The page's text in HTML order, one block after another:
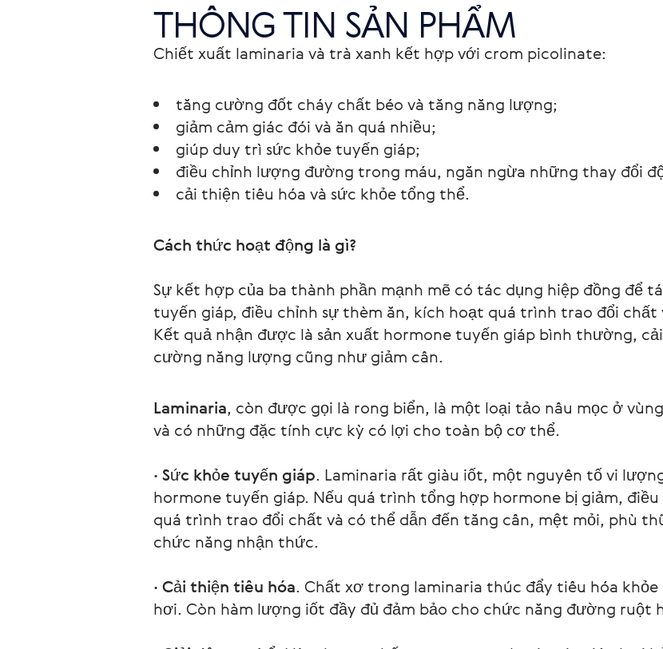
THÔNG TIN SẢN PHẨM
Chiết xuất laminaria và trà xanh kết hợp với crom picolinate:
tăng cường đốt cháy chất béo và tăng năng lượng;
giảm cảm giác đói và ăn quá nhiều;
giúp duy trì sức khỏe tuyến giáp;
điều chỉnh lượng đường trong máu, ngăn ngừa những thay đổi
cải thiện tiêu hóa và sức khỏe tổng thể.
Cách thức hoạt động là gì?
Sự kết hợp của ba thành phần mạnh mẽ có tác dụng hiệp đồng để
tuyến giáp, điều chỉnh sự thèm ăn, kích hoạt quá trình trao đổi
Kết quả nhận được là sản xuất hormone tuyến giáp bình thường,
cường năng lượng cũng như giảm cân.
Laminaria, còn được gọi là rong biển, là một loại tảo nâu mọc ở
và có những đặc tính cực kỳ có lợi cho toàn bộ cơ thể.
· Sức khỏe tuyến giáp. Laminaria rất giàu iốt, một nguyên tố vi
hormone tuyến giáp. Nếu quá trình tổng hợp hormone bị giảm,
quá trình trao đổi chất và có thể dẫn đến tăng cân, mệt mỏi, phù
chức năng nhận thức.
· Cải thiện tiêu hóa. Chất xơ trong laminaria thúc đẩy tiêu hóa
hơi. Còn hàm lượng iốt đầy đủ đảm bảo cho chức năng đường ruột